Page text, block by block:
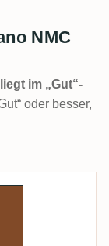
NMC
im „Gut“-
oder besser,